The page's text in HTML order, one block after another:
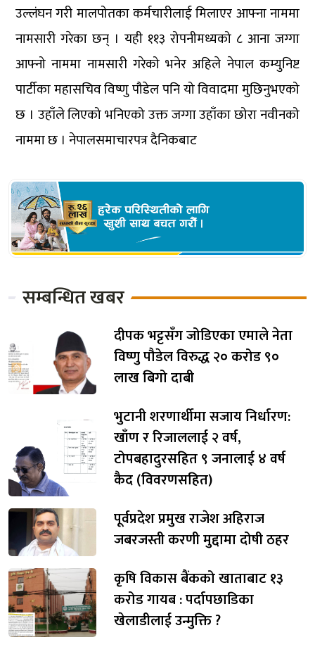
उल्लंघन गरी मालपोतका कर्मचारीलाई मिलाएर आफ्ना नाममा
नामसारी गरेका छन् । यही ११३ रोपनीमध्यको ८ आना जग्गा
आफ्नो नाममा नामसारी गरेको भनेर अहिले नेपाल कम्युनिष्ट
पार्टीका महासचिव विष्णु पौडेल पनि यो विवादमा मुछिनुभएको
छ । उहाँले लिएको भनिएको उक्त जग्गा उहाँका छोरा नवीनको
नाममा छ । नेपालसमाचारपत्र दैनिकबाट
सम्बन्धित खबर
दीपक भट्टसँग जोडिएका एमाले नेता
विष्णु पौडेल विरुद्ध २० करोड ९०
लाख बिगो दाबी
भुटानी शरणार्थीमा सजाय निर्धारण:
खाँण र रिजाललाई २ वर्ष,
टोपबहादुरसहित ९ जनालाई ४ वर्ष
कैद (विवरणसहित)
पूर्वप्रदेश प्रमुख राजेश अहिराज
जबरजस्ती करणी मुद्दामा दोषी ठहर
कृषि विकास बैंकको खाताबाट १३
करोड गायब : पर्दापछाडिका
खेलाडीलाई उन्मुक्ति ?